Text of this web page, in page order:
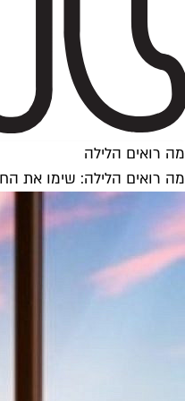
מה רואים הלילה
מה רואים הלילה: שימו את